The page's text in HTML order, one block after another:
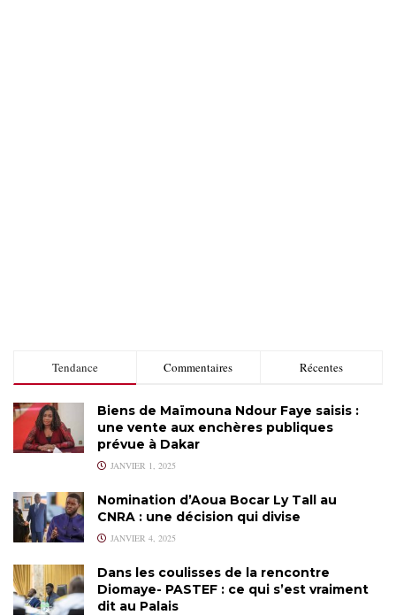
Tendance Commentaires Récentes
Biens de Maïmouna Ndour Faye saisis :
une vente aux enchères publiques
prévue à Dakar
JANVIER 1, 2025
Nomination d’Aoua Bocar Ly Tall au
CNRA : une décision qui divise
JANVIER 4, 2025
Dans les coulisses de la rencontre
Diomaye- PASTEF : ce qui s’est vraiment
dit au Palais